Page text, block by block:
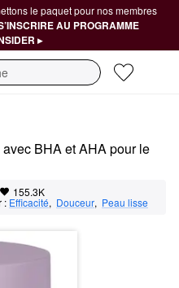
le paquet pour nos membres
AU PROGRAMME
▸
BHA et AHA pour le
155.3K
: Efficacité, Douceur, Peau lisse